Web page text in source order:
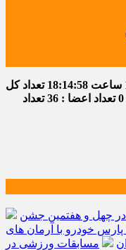
ساعت 18:14:59 تعداد کل
تعداد اعضا : 36
تعداد
در چهل و هفتمین جشن
خودرو با آرمان های
مسابقات ورزشی در